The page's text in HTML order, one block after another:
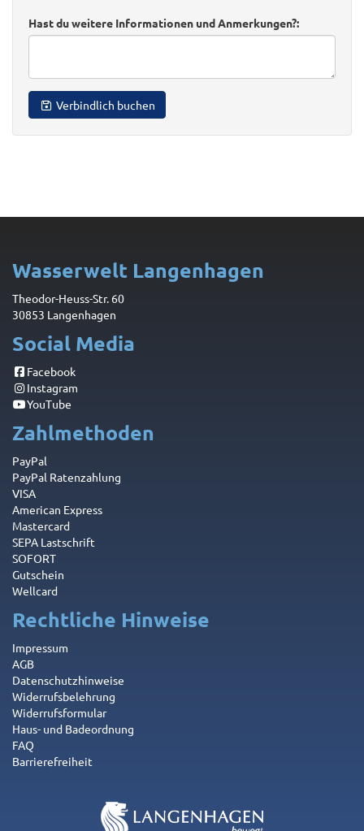
Hast du weitere Informationen und Anmerkungen?:
Verbindlich buchen
Wasserwelt Langenhagen
Theodor-Heuss-Str. 60
30853 Langenhagen
Social Media
Facebook
Instagram
YouTube
Zahlmethoden
PayPal
PayPal Ratenzahlung
VISA
American Express
Mastercard
SEPA Lastschrift
SOFORT
Gutschein
Wellcard
Rechtliche Hinweise
Impressum
AGB
Datenschutzhinweise
Widerrufsbelehrung
Widerrufsformular
Haus- und Badeordnung
FAQ
Barrierefreiheit